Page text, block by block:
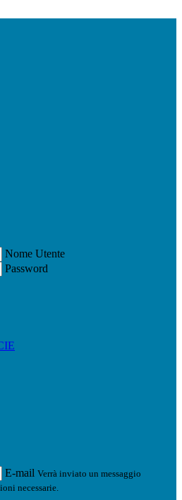
Nome Utente
Password
E-mail Verrà inviato un messaggio
necessarie.